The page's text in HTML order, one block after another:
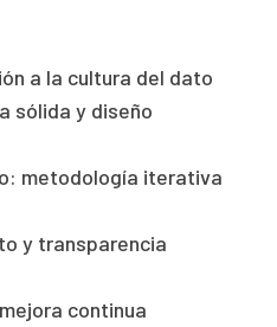
a la cultura del dato
sólida y diseño
metodología iterativa
y transparencia
continua